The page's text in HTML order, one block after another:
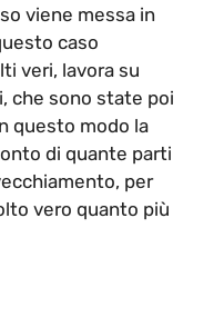
viene messa in
caso
veri, lavora su
che sono state poi
questo modo la
di quante parti
per
vero quanto più